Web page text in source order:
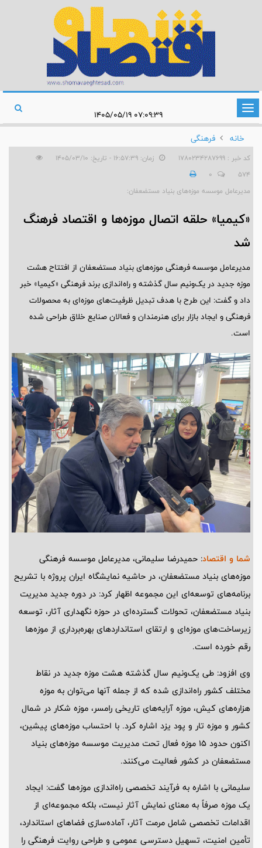
تغییر
وضعیت
ناوبری
خانه
فرهنگی
کد خبر : 1780234287699
زمان: ۱۶:۵۷:۳۹ - تاریخ: ۱۴۰۵/۰۳/۱۰
574
0
مدیرعامل موسسه موزه‌های بنیاد مستضعفان:
«کیمیا» حلقه اتصال موزه‌ها و اقتصاد فرهنگ
شد
مدیرعامل موسسه فرهنگی موزه‌های بنیاد مستضعفان از افتتاح هشت
موزه جدید در یک‌ونیم سال گذشته و راه‌اندازی برند فرهنگی «کیمیا» خبر
داد و گفت: این طرح با هدف تبدیل ظرفیت‌های موزه‌ای به محصولات
فرهنگی و ایجاد بازار برای هنرمندان و فعالان صنایع خلاق طراحی شده
است.
شما و اقتصاد: حمیدرضا سلیمانی، مدیرعامل موسسه فرهنگی
موزه‌های بنیاد مستضعفان، در حاشیه نمایشگاه ایران پروژه با تشریح
برنامه‌های توسعه‌ای این مجموعه اظهار کرد: در دوره جدید مدیریت
بنیاد مستضعفان، تحولات گسترده‌ای در حوزه نگهداری آثار، توسعه
زیرساخت‌های موزه‌ای و ارتقای استانداردهای بهره‌برداری از موزه‌ها
رقم خورده است.
وی افزود: طی یک‌ونیم سال گذشته هشت موزه جدید در نقاط
مختلف کشور راه‌اندازی شده که از جمله آنها می‌توان به موزه
هزاره‌های کیش، موزه آرایه‌های تاریخی رامسر، موزه شکار در شمال
کشور و موزه تار و پود یزد اشاره کرد. با احتساب موزه‌های پیشین،
اکنون حدود 15 موزه فعال تحت مدیریت موسسه موزه‌های بنیاد
مستضعفان در کشور فعالیت می‌کنند.
سلیمانی با اشاره به فرآیند تخصصی راه‌اندازی موزه‌ها گفت: ایجاد
یک موزه صرفاً به معنای نمایش آثار نیست، بلکه مجموعه‌ای از
اقدامات تخصصی شامل مرمت آثار، آماده‌سازی فضاهای استاندارد،
تأمین امنیت، تسهیل دسترسی عمومی و طراحی روایت فرهنگی را